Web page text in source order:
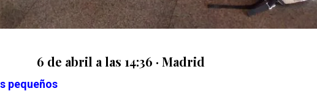
6 de abril a las 14:36 · Madrid
pequeños